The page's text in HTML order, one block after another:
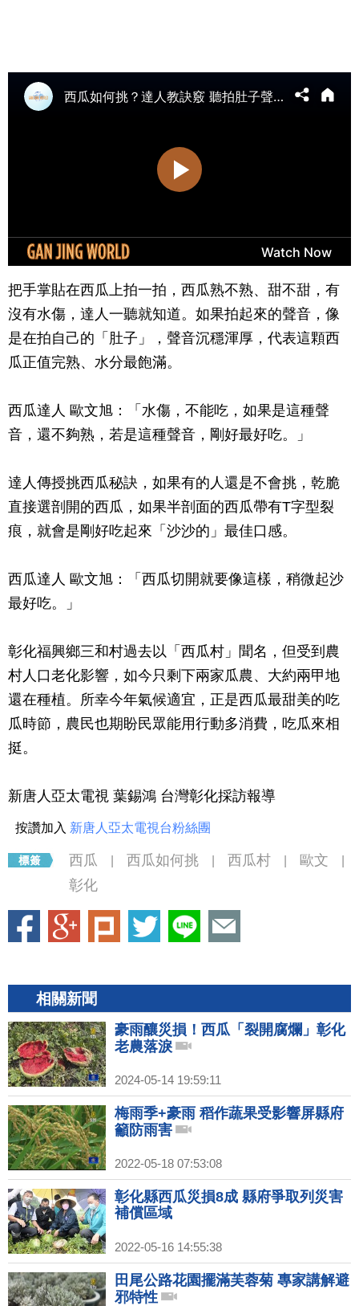
把手掌貼在西瓜上拍一拍，西瓜熟不熟、甜不甜，有
沒有水傷，達人一聽就知道。如果拍起來的聲音，像
是在拍自己的「肚子」，聲音沉穩渾厚，代表這顆西
瓜正值完熟、水分最飽滿。
西瓜達人 歐文旭：「水傷，不能吃，如果是這種聲
音，還不夠熟，若是這種聲音，剛好最好吃。」
達人傳授挑西瓜秘訣，如果有的人還是不會挑，乾脆
直接選剖開的西瓜，如果半剖面的西瓜帶有T字型裂
痕，就會是剛好吃起來「沙沙的」最佳口感。
西瓜達人 歐文旭：「西瓜切開就要像這樣，稍微起沙
最好吃。」
彰化福興鄉三和村過去以「西瓜村」聞名，但受到農
村人口老化影響，如今只剩下兩家瓜農、大約兩甲地
還在種植。所幸今年氣候適宜，正是西瓜最甜美的吃
瓜時節，農民也期盼民眾能用行動多消費，吃瓜來相
挺。
新唐人亞太電視 葉錫鴻 台灣彰化採訪報導
按讚加入 新唐人亞太電視台粉絲團
西瓜 西瓜如何挑 西瓜村 歐文
彰化
相關新聞
豪雨釀災損！西瓜「裂開腐爛」彰化
老農落淚
2024-05-14 19:59:11
梅雨季+豪雨 稻作蔬果受影響屏縣府
籲防雨害
2022-05-18 07:53:08
彰化縣西瓜災損8成 縣府爭取列災害
補償區域
2022-05-16 14:55:38
田尾公路花園擺滿芙蓉菊 專家講解避
邪特性